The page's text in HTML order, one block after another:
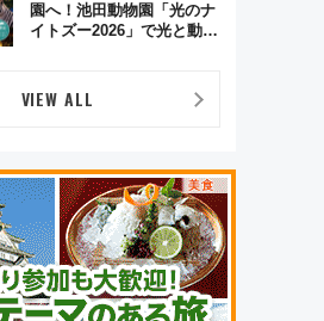
園へ！池田動物園「光のナ
イトズー2026」で光と動物
VIEW ALL